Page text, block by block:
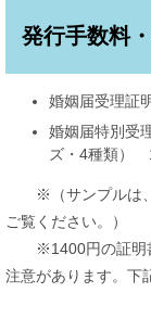
発行手数料
婚姻届受理証
婚姻届特別受
ズ・4種類）
※（サンプルは、
ご覧ください。）
※1400円の証明書
注意があります。下